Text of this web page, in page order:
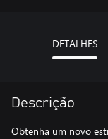
DETALHES
Descrição
Obtenha um novo